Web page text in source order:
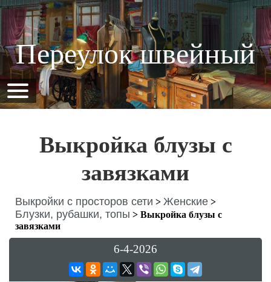
Переулок швейный
Выкройка блузы с
завязками
Выкройки с просторов сети > Женские >
Блузки, рубашки, топы > Выкройка блузы с
завязками
6-4-2026